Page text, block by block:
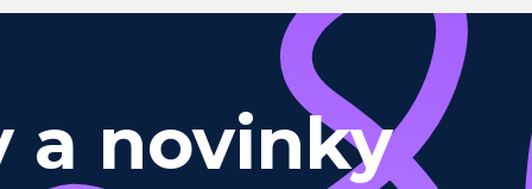
a novinky